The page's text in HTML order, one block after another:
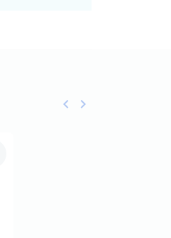
Anterior
keyboard_arrow_left Siguiente
keyboard_arrow_right